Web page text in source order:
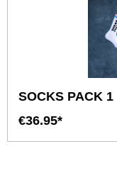
SOCKS PACK 1
€36.95*